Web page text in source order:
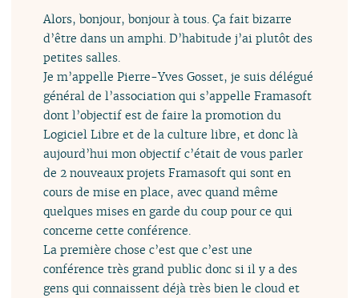
Alors, bonjour, bonjour à tous. Ça fait bizarre
d’être dans un amphi. D’habitude j’ai plutôt des
petites salles.
Je m’appelle Pierre-Yves Gosset, je suis délégué
général de l’association qui s’appelle Framasoft
dont l’objectif est de faire la promotion du
Logiciel Libre et de la culture libre, et donc là
aujourd’hui mon objectif c’était de vous parler
de 2 nouveaux projets Framasoft qui sont en
cours de mise en place, avec quand même
quelques mises en garde du coup pour ce qui
concerne cette conférence.
La première chose c’est que c’est une
conférence très grand public donc si il y a des
gens qui connaissent déjà très bien le cloud et